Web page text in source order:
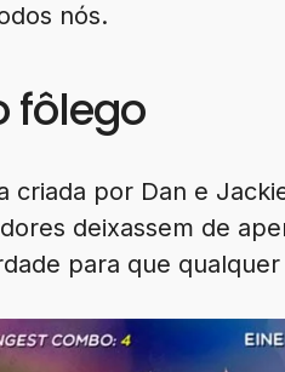
nós.
fôlego
por Dan e
deixassem de
para que